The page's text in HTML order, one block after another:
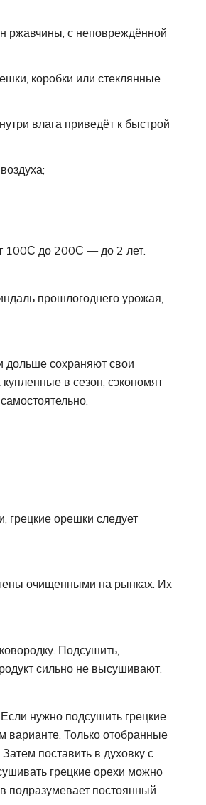
ржавчины, с неповреждённой
коробки или стеклянные
влага приведёт к быстрой
100С до 200С — до 2 лет.
прошлогоднего урожая,
дольше сохраняют свои
в сезон, сэкономят
грецкие орешки следует
очищенными на рынках. Их
Подсушить,
сильно не высушивают.
Если нужно подсушить грецкие
варианте. Только отобранные
поставить в духовку с
грецкие орехи можно
подразумевает постоянный